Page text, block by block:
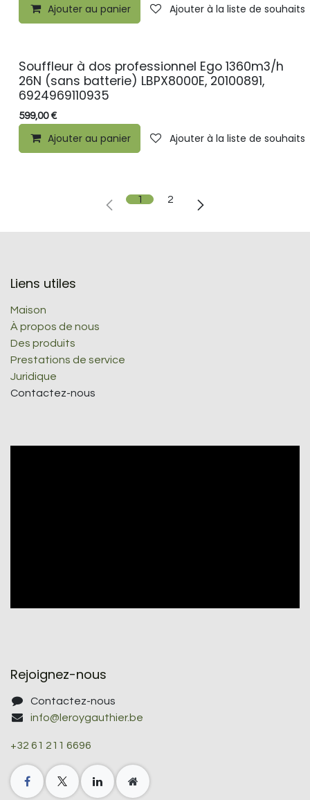
Ajouter au panier Ajouter à la liste de souhaits
Souffleur à dos professionnel Ego 1360m3/h
26N (sans batterie) LBPX8000E, 20100891,
6924969110935
599,00€
Ajouter au panier Ajouter à la liste de souhaits
1 2
Liens utiles
Maison
À propos de nous
Des produits
Prestations de service
Juridique
Contactez-nous
Rejoignez-nous
Contactez-nous
info@leroygauthier.be
+32 61 211 6696